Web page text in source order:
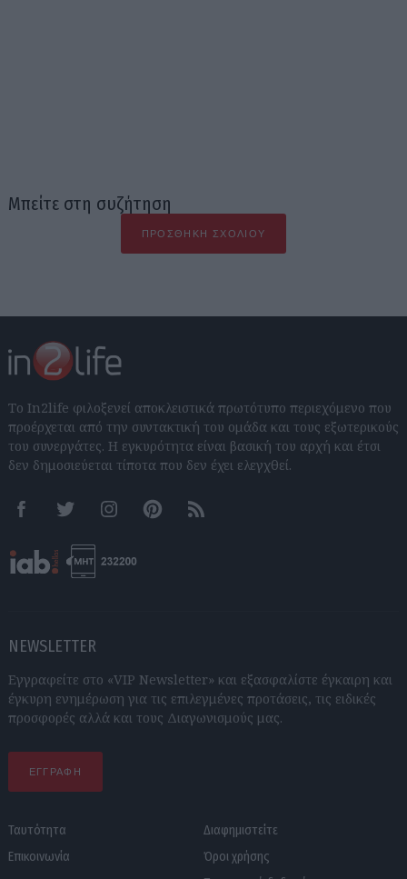
Μπείτε στη συζήτηση
ΠΡΟΣΘΉΚΗ ΣΧΟΛΊΟΥ
Το In2life φιλοξενεί αποκλειστικά πρωτότυπο περιεχόμενο που
προέρχεται από την συντακτική του ομάδα και τους εξωτερικούς
του συνεργάτες. Η εγκυρότητα είναι βασική του αρχή και έτσι
δεν δημοσιεύεται τίποτα που δεν έχει ελεγχθεί.
FacebookTwitter InstagramPinterestRSS feeds
NEWSLETTER
Εγγραφείτε στο «VIP Newsletter» και εξασφαλίστε έγκαιρη και
έγκυρη ενημέρωση για τις επιλεγμένες προτάσεις, τις ειδικές
προσφορές αλλά και τους Διαγωνισμούς μας.
ΕΓΓΡΑΦΗ
Ταυτότητα
Επικοινωνία
Διαφημιστείτε
Όροι χρήσης